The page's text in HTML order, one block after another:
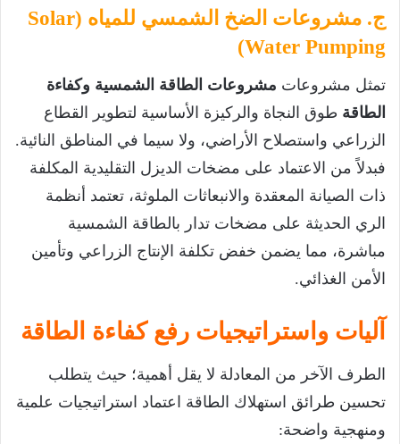
ج. مشروعات الضخ الشمسي للمياه (Solar
Water Pumping)
تمثل مشروعات مشروعات الطاقة الشمسية وكفاءة
الطاقة طوق النجاة والركيزة الأساسية لتطوير القطاع
الزراعي واستصلاح الأراضي، ولا سيما في المناطق النائية.
فبدلاً من الاعتماد على مضخات الديزل التقليدية المكلفة
ذات الصيانة المعقدة والانبعاثات الملوثة، تعتمد أنظمة
الري الحديثة على مضخات تدار بالطاقة الشمسية
مباشرة، مما يضمن خفض تكلفة الإنتاج الزراعي وتأمين
الأمن الغذائي.
آليات واستراتيجيات رفع كفاءة الطاقة
الطرف الآخر من المعادلة لا يقل أهمية؛ حيث يتطلب
تحسين طرائق استهلاك الطاقة اعتماد استراتيجيات علمية
ومنهجية واضحة: